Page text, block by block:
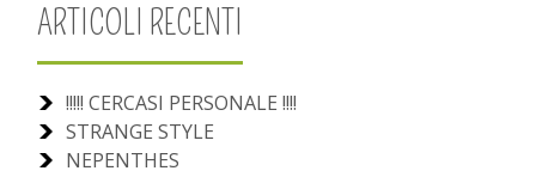
ARTICOLI RECENTI
!!!!! CERCASI PERSONALE !!!!
STRANGE STYLE
NEPENTHES